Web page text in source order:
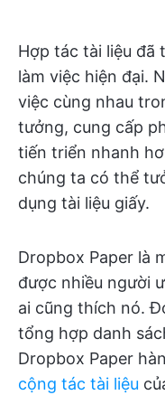
Hợp tác tài liệu đã
làm việc hiện đại.
việc cùng nhau
tưởng, cung cấp
tiến triển nhanh
chúng ta có thể
dụng tài liệu giấy.
Dropbox Paper là
được nhiều người
ai cũng thích nó.
tổng hợp danh
Dropbox Paper
cộng tác tài liệu